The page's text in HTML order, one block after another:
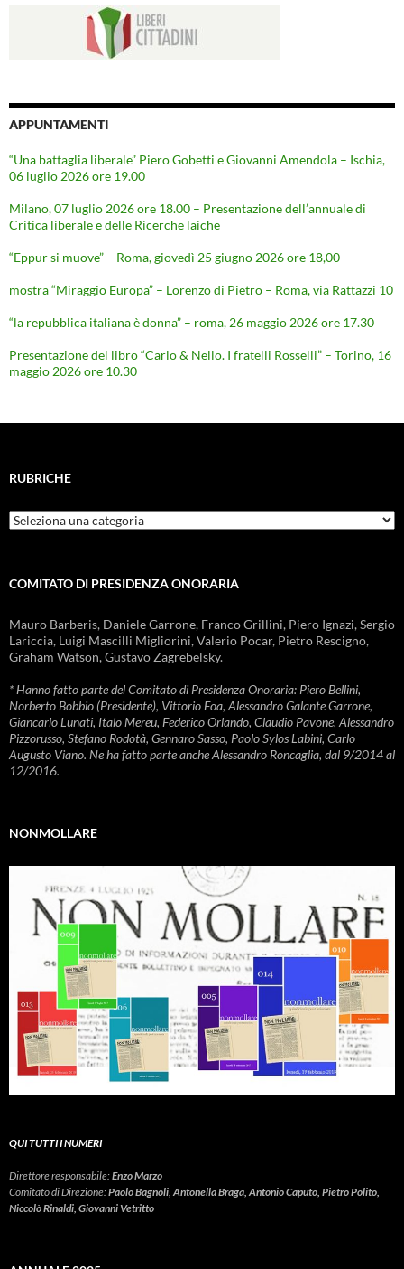
APPUNTAMENTI
“Una battaglia liberale” Piero Gobetti e Giovanni Amendola – Ischia,
06 luglio 2026 ore 19.00
Milano, 07 luglio 2026 ore 18.00 – Presentazione dell’annuale di
Critica liberale e delle Ricerche laiche
“Eppur si muove” – Roma, giovedì 25 giugno 2026 ore 18,00
mostra “Miraggio Europa” – Lorenzo di Pietro – Roma, via Rattazzi 10
“la repubblica italiana è donna” – roma, 26 maggio 2026 ore 17.30
Presentazione del libro “Carlo & Nello. I fratelli Rosselli” – Torino, 16
maggio 2026 ore 10.30
RUBRICHE
Rubriche
COMITATO DI PRESIDENZA ONORARIA
Mauro Barberis, Daniele Garrone, Franco Grillini, Piero Ignazi, Sergio
Lariccia, Luigi Mascilli Migliorini, Valerio Pocar, Pietro Rescigno,
Graham Watson, Gustavo Zagrebelsky.
* Hanno fatto parte del Comitato di Presidenza Onoraria: Piero Bellini,
Norberto Bobbio (Presidente), Vittorio Foa, Alessandro Galante Garrone,
Giancarlo Lunati, Italo Mereu, Federico Orlando, Claudio Pavone, Alessandro
Pizzorusso, Stefano Rodotà, Gennaro Sasso, Paolo Sylos Labini, Carlo
Augusto Viano. Ne ha fatto parte anche Alessandro Roncaglia, dal 9/2014 al
12/2016.
NONMOLLARE
QUI TUTTI I NUMERI
Direttore responsabile:Enzo Marzo
Comitato di Direzione:Paolo Bagnoli, Antonella Braga, Antonio Caputo, Pietro Polito,
Niccolò Rinaldi, Giovanni Vetritto